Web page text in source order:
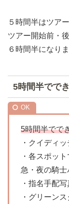
５時間半はツア
ツアー開始前・
６時間半になりま
5時間半でで
5時間半でで
・クイディ
・各スポッ
急・夜の騎士
・指名手配写
・グリーン